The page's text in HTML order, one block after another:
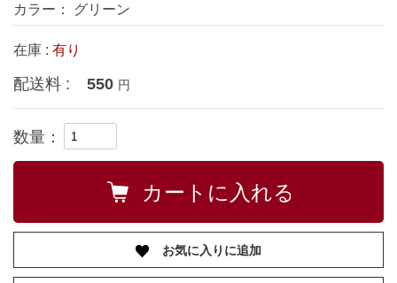
カラー： グリーン
在庫 : 有り
配送料 : 550 円
数量：
お気に入りに追加